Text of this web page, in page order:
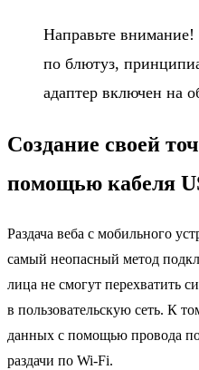
Направьте
по блютуз,
адаптер включен на
Создание своей
помощью кабеля
Раздача веба с мобильного
самый неопасный метод
лица не смогут перехватить
в пользовательскую сеть. К
данных с помощью провода
раздачи по Wi-Fi.